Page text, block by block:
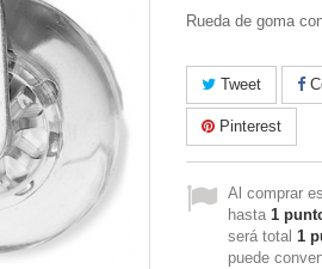
Rueda de goma
Tweet
Pinterest
Al comprar
hasta 1
será total 1
puede